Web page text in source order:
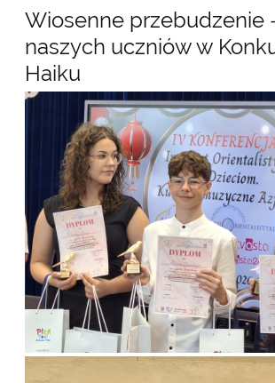
AKTUALNOŚCI
Wiosenne przebudzenie
naszych uczniów w
Haiku